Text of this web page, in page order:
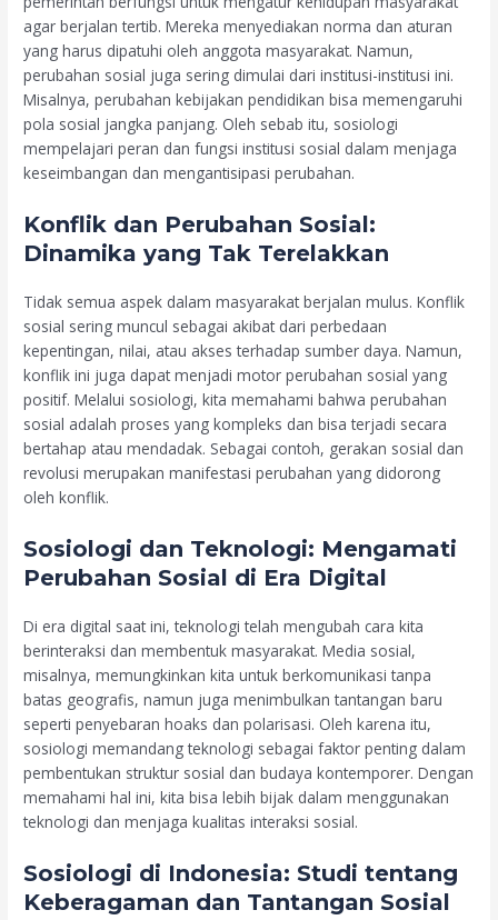
agar berjalan tertib. Mereka menyediakan norma dan aturan
yang harus dipatuhi oleh anggota masyarakat. Namun,
perubahan sosial juga sering dimulai dari institusi-institusi ini.
Misalnya, perubahan kebijakan pendidikan bisa memengaruhi
pola sosial jangka panjang. Oleh sebab itu, sosiologi
mempelajari peran dan fungsi institusi sosial dalam menjaga
keseimbangan dan mengantisipasi perubahan.
Konflik dan Perubahan Sosial:
Dinamika yang Tak Terelakkan
Tidak semua aspek dalam masyarakat berjalan mulus. Konflik
sosial sering muncul sebagai akibat dari perbedaan
kepentingan, nilai, atau akses terhadap sumber daya. Namun,
konflik ini juga dapat menjadi motor perubahan sosial yang
positif. Melalui sosiologi, kita memahami bahwa perubahan
sosial adalah proses yang kompleks dan bisa terjadi secara
bertahap atau mendadak. Sebagai contoh, gerakan sosial dan
revolusi merupakan manifestasi perubahan yang didorong
oleh konflik.
Sosiologi dan Teknologi: Mengamati
Perubahan Sosial di Era Digital
Di era digital saat ini, teknologi telah mengubah cara kita
berinteraksi dan membentuk masyarakat. Media sosial,
misalnya, memungkinkan kita untuk berkomunikasi tanpa
batas geografis, namun juga menimbulkan tantangan baru
seperti penyebaran hoaks dan polarisasi. Oleh karena itu,
sosiologi memandang teknologi sebagai faktor penting dalam
pembentukan struktur sosial dan budaya kontemporer. Dengan
memahami hal ini, kita bisa lebih bijak dalam menggunakan
teknologi dan menjaga kualitas interaksi sosial.
Sosiologi di Indonesia: Studi tentang
Keberagaman dan Tantangan Sosial